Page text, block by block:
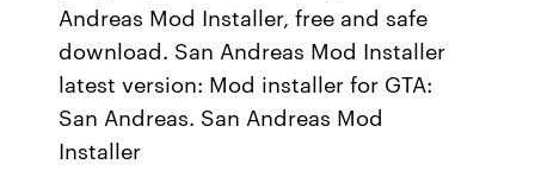
Andreas Mod Installer, free and safe
download. San Andreas Mod Installer
latest version: Mod installer for GTA:
San Andreas. San Andreas Mod
Installer